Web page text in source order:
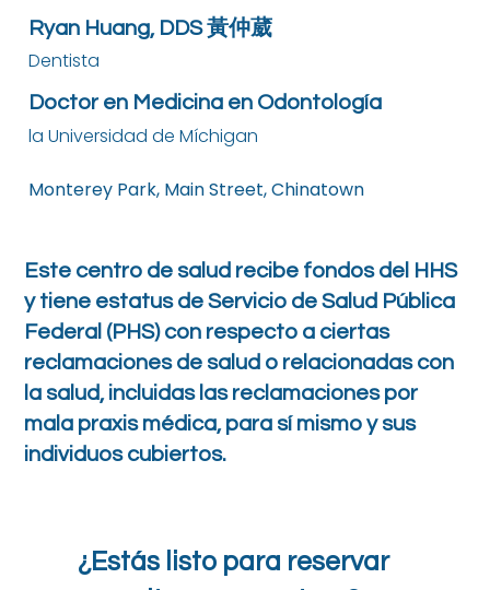
Ryan Huang, DDS 黃仲葳
Dentista
Doctor en Medicina en Odontología
la Universidad de Míchigan
Monterey Park, Main Street, Chinatown
Este centro de salud recibe fondos del HHS
y tiene estatus de Servicio de Salud Pública
Federal (PHS) con respecto a ciertas
reclamaciones de salud o relacionadas con
la salud, incluidas las reclamaciones por
mala praxis médica, para sí mismo y sus
individuos cubiertos.
¿Estás listo para reservar